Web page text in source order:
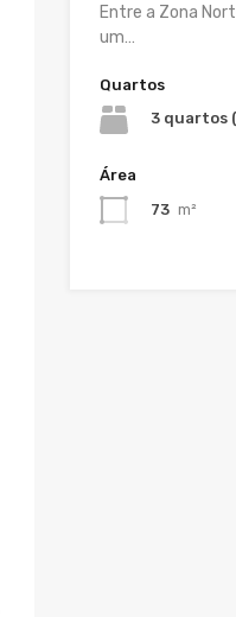
Entre a Zona
um…
Quartos
3 quartos
Área
73 m²